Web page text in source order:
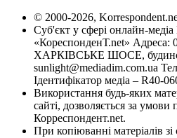
© 2000-2026,
Суб'єкт у сфері онлайн-
«КореспонденТ.net» Адреса:
ХАРКІВСЬКЕ ШОСЕ,
sunlight@mediadim.com.ua
Ідентифікатор медіа – R40-
Використання будь-яких
сайті, дозволяється за умови
Корреспондент.net.
При копіюванні матеріалів